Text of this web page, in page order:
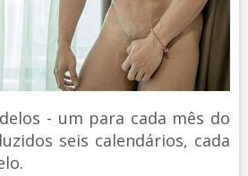
- um para cada mês do
seis calendários, cada